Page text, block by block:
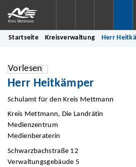
Startseite Kreisverwaltung Herr
Vorlesen
Herr Heitkämper
Schulamt für den Kreis Mettmann
Kreis Mettmann, Die Landrätin
Medienzentrum
Medienberaterin
Schwarzbachstraße 12
Verwaltungsgebäude 5